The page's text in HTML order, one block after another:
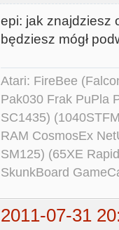
epi: jak znajdziesz
będziesz mógł
Atari: FireBee
Pak030 Frak PuPla
SC1435)
RAM CosmosEx
SM125) (65XE
SkunkBoard
2011-07-31